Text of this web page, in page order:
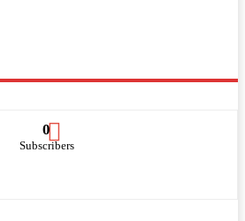
0
Subscribers